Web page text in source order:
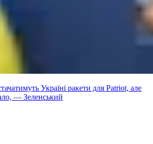
Україні ракети для Patriot, але
— Зеленський